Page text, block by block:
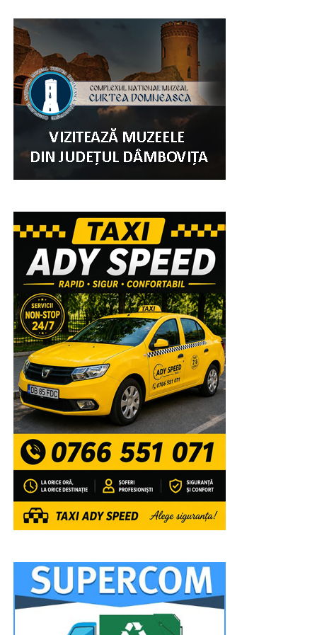
vii cu soluții, trebuie doar să dai bine în fotografii și pe
Facebook. Numai că industria de apărare nu se
dezvoltă prin postări și imagine. Angajații au nevoie
de investiții, contracte, producție și de siguranța zilei
de mâine”, se mai menționează în comunicatul de
presă transmis de PSD Dâmbovița.
Urmărește Incomod Media și pe Google News
RECLAMA